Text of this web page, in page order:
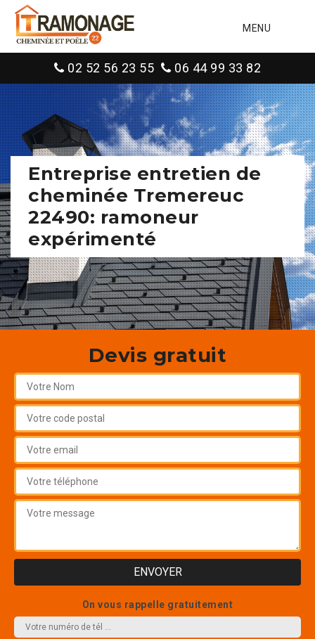
MENU
02 52 56 23 55 06 44 99 33 82
Entreprise entretien de
cheminée Tremereuc
22490: ramoneur
expérimenté
Devis gratuit
On vous rappelle gratuitement